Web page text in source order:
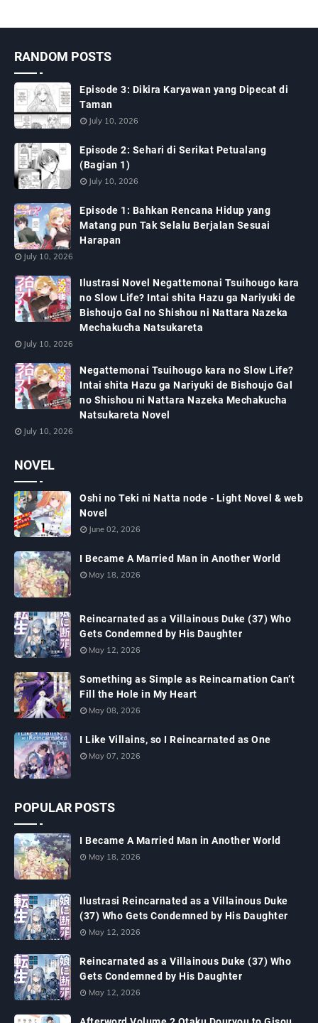
RANDOM POSTS
Episode 3: Dikira Karyawan yang Dipecat di
Taman
July 10, 2026
Episode 2: Sehari di Serikat Petualang
(Bagian 1)
July 10, 2026
Episode 1: Bahkan Rencana Hidup yang
Matang pun Tak Selalu Berjalan Sesuai
Harapan
July 10, 2026
Ilustrasi Novel Negattemonai Tsuihougo kara
no Slow Life? Intai shita Hazu ga Nariyuki de
Bishoujo Gal no Shishou ni Nattara Nazeka
Mechakucha Natsukareta
July 10, 2026
Negattemonai Tsuihougo kara no Slow Life?
Intai shita Hazu ga Nariyuki de Bishoujo Gal
no Shishou ni Nattara Nazeka Mechakucha
Natsukareta Novel
July 10, 2026
NOVEL
Oshi no Teki ni Natta node - Light Novel & web
Novel
June 02, 2026
I Became A Married Man in Another World
May 18, 2026
Reincarnated as a Villainous Duke (37) Who
Gets Condemned by His Daughter
May 12, 2026
Something as Simple as Reincarnation Can’t
Fill the Hole in My Heart
May 08, 2026
I Like Villains, so I Reincarnated as One
May 07, 2026
POPULAR POSTS
I Became A Married Man in Another World
May 18, 2026
Ilustrasi Reincarnated as a Villainous Duke
(37) Who Gets Condemned by His Daughter
May 12, 2026
Reincarnated as a Villainous Duke (37) Who
Gets Condemned by His Daughter
May 12, 2026